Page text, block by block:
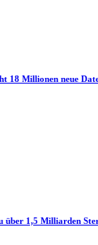
18 Millionen neue
über 1,5 Milliarden